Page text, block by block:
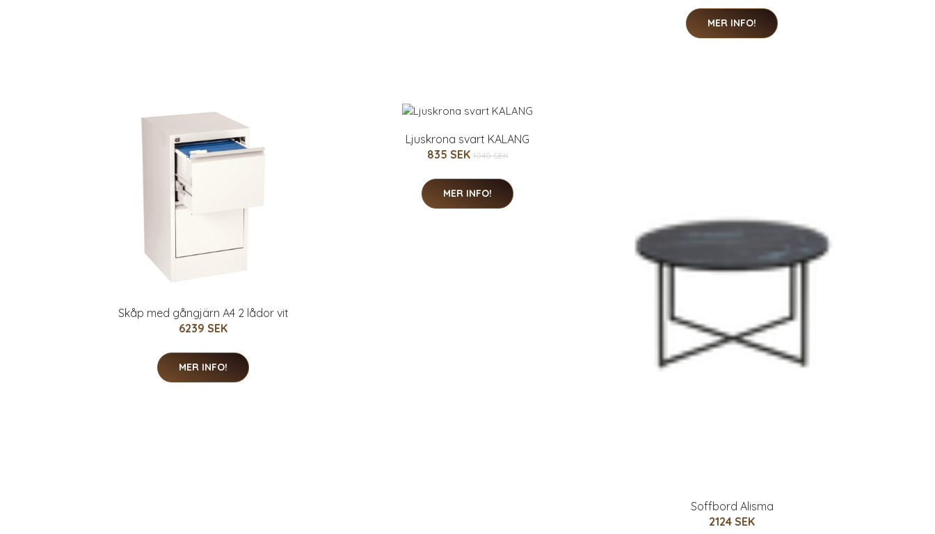
MER INFO!
Skåp med gångjärn A4 2 lådor vit
6239 SEK
MER INFO!
Ljuskrona svart KALANG
835 SEK 1040 SEK
MER INFO!
Soffbord Alisma
2124 SEK